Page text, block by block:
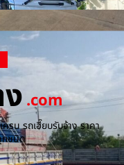
.com
รน รถเฮี๊ยบรับจ้าง ราคา
กชนิด